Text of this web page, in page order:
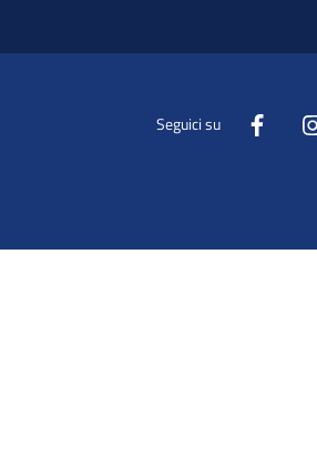
Seguici su